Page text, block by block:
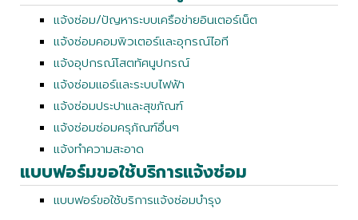
แจ้งซ่อม/ปัญหาระบบเครือข่ายอินเตอร์เน็ต
แจ้งซ่อมคอมพิวเตอร์และอุกรณ์ไอที
แจ้งอุปกรณ์โสตทัศนูปกรณ์
แจ้งซ่อมแอร์และระบบไฟฟ้า
แจ้งซ่อมประปาและสุขภัณฑ์
แจ้งซ่อมซ่อมครุภัณฑ์อื่นๆ
แจ้งทำความสะอาด
แบบฟอร์มขอใช้บริการแจ้งซ่อม
แบบฟอร์ขอใช้บริการแจ้งซ่อมบำรุง